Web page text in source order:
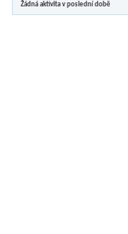
Žádná aktivita v poslední době